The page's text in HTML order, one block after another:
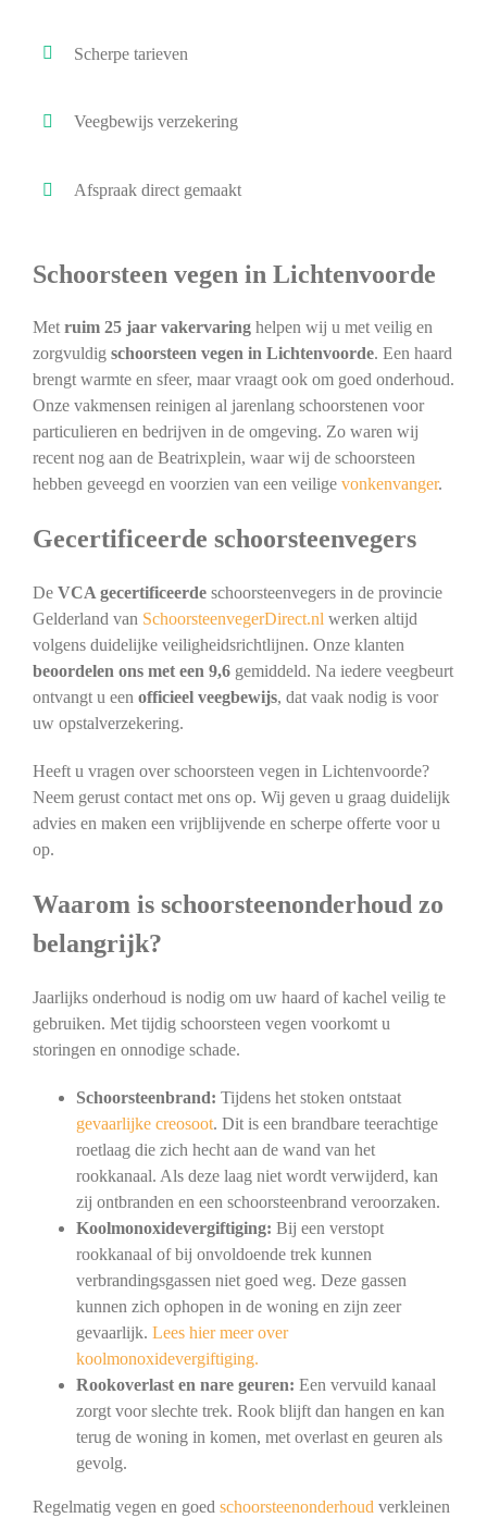
Scherpe tarieven
Veegbewijs verzekering
Afspraak direct gemaakt
Schoorsteen vegen in Lichtenvoorde
Metruim 25 jaar vakervaringhelpen wij u met veilig en
zorgvuldig schoorsteen vegen in Lichtenvoorde. Een haard
brengt warmte en sfeer, maar vraagt ook om goed onderhoud.
Onze vakmensen reinigen al jarenlang schoorstenen voor
particulieren en bedrijven in de omgeving. Zo waren wij
recent nog aan de Beatrixplein, waar wij de schoorsteen
hebben geveegd en voorzien van een veilige vonkenvanger.
Gecertificeerde schoorsteenvegers
De VCA gecertificeerdeschoorsteenvegers in de provincie
Gelderland van SchoorsteenvegerDirect.nl werken altijd
volgens duidelijke veiligheidsrichtlijnen. Onze klanten
beoordelen ons met een 9,6gemiddeld. Na iedere veegbeurt
ontvangt u een officieel veegbewijs, dat vaak nodig is voor
uw opstalverzekering.
Heeft u vragen over schoorsteen vegen in Lichtenvoorde?
Neem gerust contact met ons op. Wij geven u graag duidelijk
advies en maken een vrijblijvende en scherpe offerte voor u
op.
Waarom is schoorsteenonderhoud zo
belangrijk?
Jaarlijks onderhoud is nodig om uw haard of kachel veilig te
gebruiken. Met tijdig schoorsteen vegen voorkomt u
storingen en onnodige schade.
Schoorsteenbrand: Tijdens het stoken ontstaat
gevaarlijke creosoot. Dit is een brandbare teerachtige
roetlaag die zich hecht aan de wand van het
rookkanaal. Als deze laag niet wordt verwijderd, kan
zij ontbranden en een schoorsteenbrand veroorzaken.
Koolmonoxidevergiftiging: Bij een verstopt
rookkanaal of bij onvoldoende trek kunnen
verbrandingsgassen niet goed weg. Deze gassen
kunnen zich ophopen in de woning en zijn zeer
gevaarlijk. Lees hier meer over
koolmonoxidevergiftiging.
Rookoverlast en nare geuren: Een vervuild kanaal
zorgt voor slechte trek. Rook blijft dan hangen en kan
terug de woning in komen, met overlast en geuren als
gevolg.
Regelmatig vegen en goed schoorsteenonderhoud verkleinen